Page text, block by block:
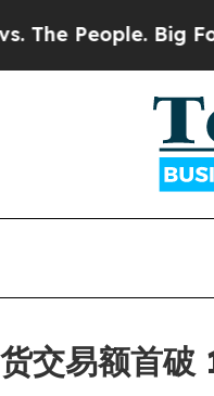
Big Food’s
交易额首破